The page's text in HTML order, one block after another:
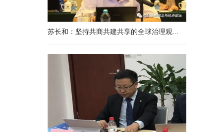
苏长和：坚持共商共建共享的全球治理观...